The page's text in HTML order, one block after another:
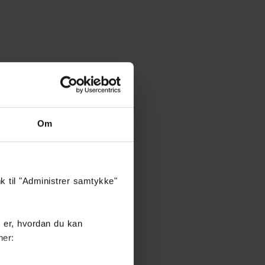
Om
til "Administrer samtykke"
hvordan du kan